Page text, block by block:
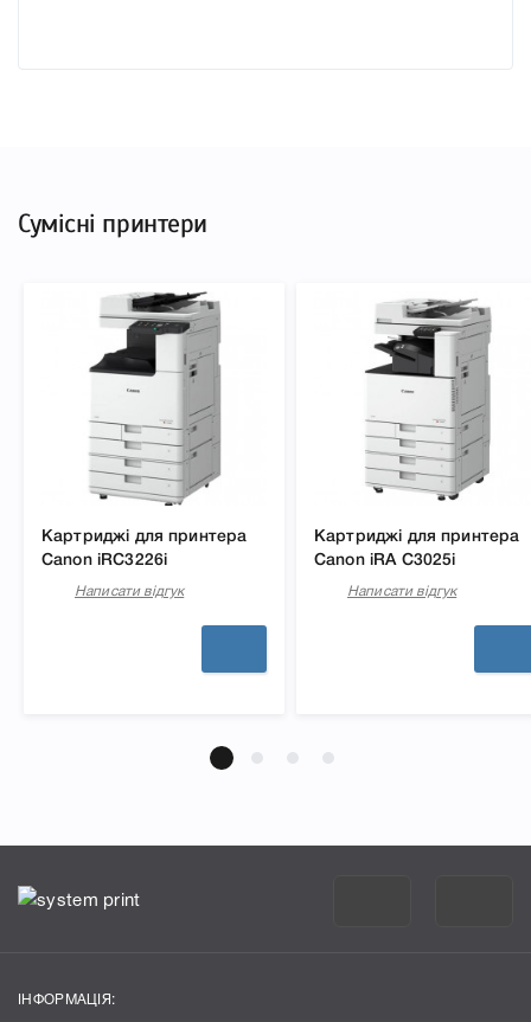
Сумісні принтери
Картриджі для принтера
Canon iRC3226i
Написати відгук
Картриджі для принтера
Canon iRA C3025i
Написати відгук
ІНФОРМАЦІЯ: